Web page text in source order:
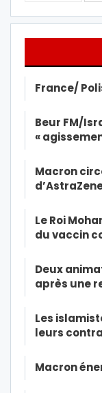
France/
Beur FM/
«
Macron
Le Roi
du vaccin
Deux
après une
Les
leurs
Macron